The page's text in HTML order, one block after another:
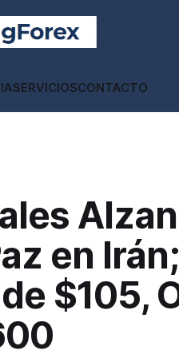
SERVICIOSCONTACTO
en Irán;
$105,